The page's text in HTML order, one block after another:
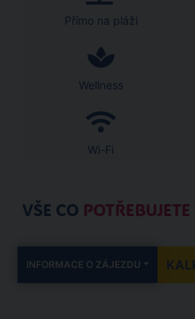
Přímo na pláži
Wellness
Wi-Fi
VŠE CO
INFORMACE O ZÁJEZDU